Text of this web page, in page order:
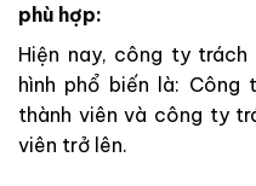
phù hợp:
Hiện nay, công ty trách
hình phổ biến là: Công
thành viên và công ty
viên trở lên.